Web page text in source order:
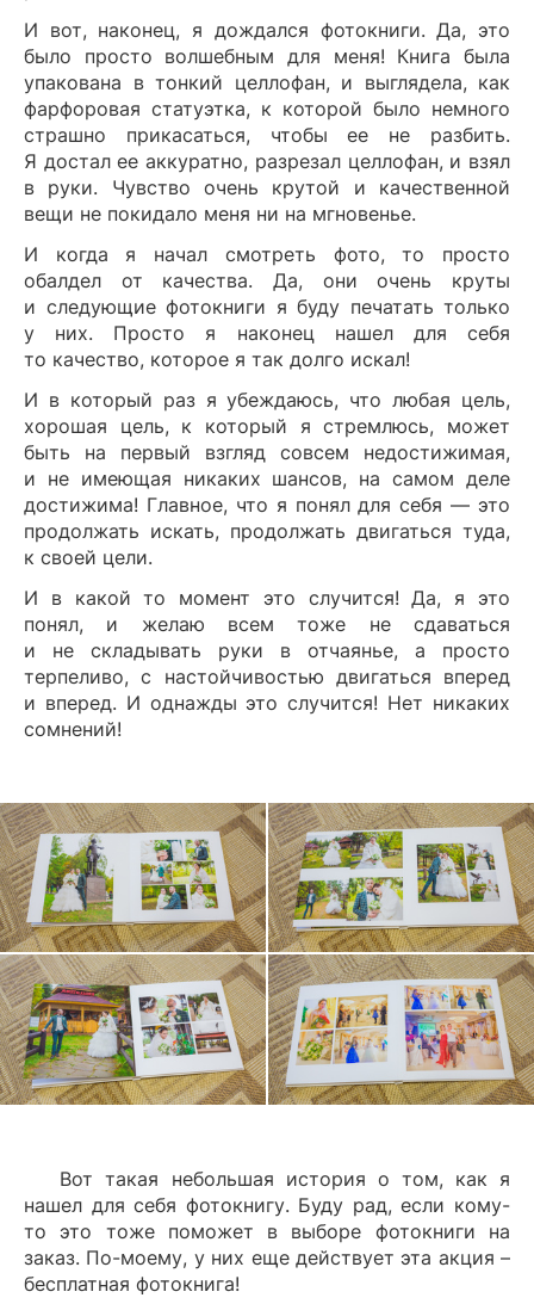
И вот, наконец, я дождался фотокниги. Да, это
было просто волшебным для меня! Книга была
упакована в тонкий целлофан, и выглядела, как
фарфоровая статуэтка, к которой было немного
страшно прикасаться, чтобы ее не разбить.
Я достал ее аккуратно, разрезал целлофан, и взял
в руки. Чувство очень крутой и качественной
вещи не покидало меня ни на мгновенье.
И когда я начал смотреть фото, то просто
обалдел от качества. Да, они очень круты
и следующие фотокниги я буду печатать только
у них. Просто я наконец нашел для себя
то качество, которое я так долго искал!
И в который раз я убеждаюсь, что любая цель,
хорошая цель, к который я стремлюсь, может
быть на первый взгляд совсем недостижимая,
и не имеющая никаких шансов, на самом деле
достижима! Главное, что я понял для себя — это
продолжать искать, продолжать двигаться туда,
к своей цели.
И в какой то момент это случится! Да, я это
понял, и желаю всем тоже не сдаваться
и не складывать руки в отчаянье, а просто
терпеливо, с настойчивостью двигаться вперед
и вперед. И однажды это случится! Нет никаких
сомнений!
Вот такая небольшая история о том, как я
нашел для себя фотокнигу. Буду рад, если кому-
то это тоже поможет в выборе фотокниги на
заказ. По-моему, у них еще действует эта акция –
бесплатная фотокнига!